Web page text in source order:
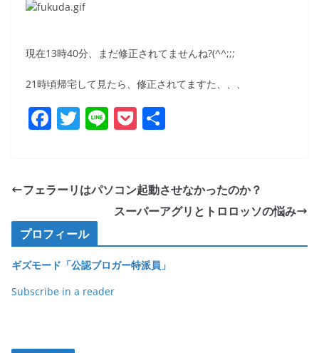
現在13時40分、まだ修正されてませんね?(^^;;;
21時頃帰宅して見たら、修正されてますた、、、
F
e
o
o
k
T
er
Li P
et
フェラーリはパソコン起動させなかったのか？
スーパーアグリとトロロッソの悩み
プロフィール
ギズモード「公認ブロガー特派員」
Subscribe in a reader